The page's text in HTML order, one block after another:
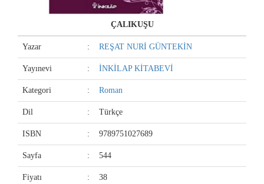
ÇALIKUŞU
Yazar : REŞAT NURİ GÜNTEKİN
Yayınevi : İNKİLAP KİTABEVİ
Kategori : Roman
Dil : Türkçe
ISBN : 9789751027689
Sayfa : 544
Fiyatı : 38